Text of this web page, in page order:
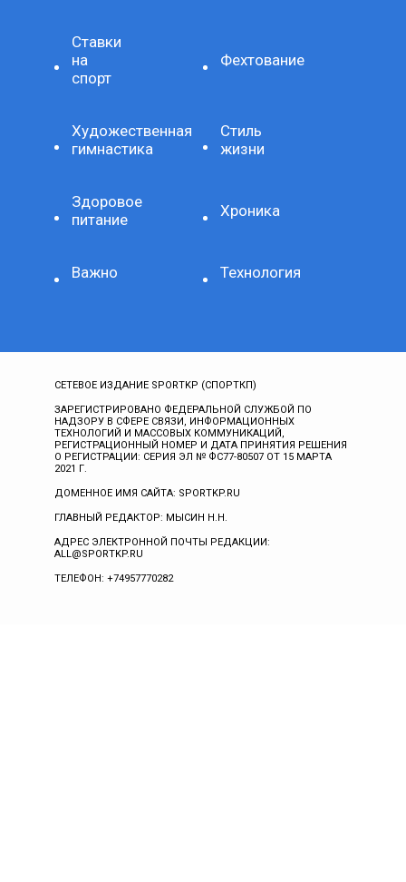
Ставки
на
спорт
Фехтование
Художественная
гимнастика
Стиль
жизни
Здоровое
питание
Хроника
Важно Технология
СЕТЕВОЕ ИЗДАНИЕ SPORTKP (СПОРТКП)
ЗАРЕГИСТРИРОВАНО ФЕДЕРАЛЬНОЙ СЛУЖБОЙ ПО
НАДЗОРУ В СФЕРЕ СВЯЗИ, ИНФОРМАЦИОННЫХ
ТЕХНОЛОГИЙ И МАССОВЫХ КОММУНИКАЦИЙ,
РЕГИСТРАЦИОННЫЙ НОМЕР И ДАТА ПРИНЯТИЯ РЕШЕНИЯ
О РЕГИСТРАЦИИ: СЕРИЯ ЭЛ № ФС77-80507 ОТ 15 МАРТА
2021 Г.
ДОМЕННОЕ ИМЯ САЙТА: SPORTKP.RU
ГЛАВНЫЙ РЕДАКТОР: МЫСИН Н.Н.
АДРЕС ЭЛЕКТРОННОЙ ПОЧТЫ РЕДАКЦИИ:
ALL@SPORTKP.RU
ТЕЛЕФОН: +74957770282